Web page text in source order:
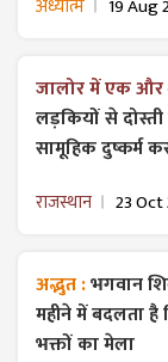
अध्यात्म 19 Aug
जालोर में एक और
लड़कियों से
सामूहिक दुष्कर्म
राजस्थान 23
अद्भुत :भगवान
महीने में बदलता है
भक्तों का मेला